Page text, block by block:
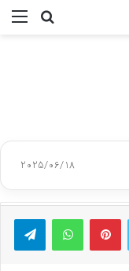
جستجو
2025/06/18
توییتر پینتریستواتس آپ